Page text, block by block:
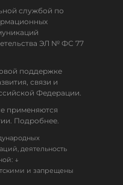
службой по
ЭЛ № ФС 77
поддержке
связи и
Федерации.
применяются
Подробнее.
деятельность
↓
и запрещены